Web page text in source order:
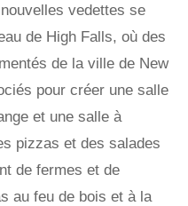
vedettes se
de High Falls, où des
de la ville de New
pour créer une salle
et une salle à
pizzas et des salades
de fermes et de
au feu de bois et à la